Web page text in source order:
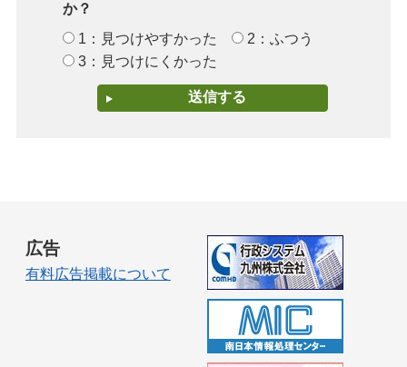
か？
1：見つけやすかった
2：ふつう
3：見つけにくかった
広告
有料広告掲載について